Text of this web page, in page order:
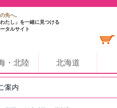
先へ。
たし」を一緒に見つける
タルサイト
・北陸 北海道
案内